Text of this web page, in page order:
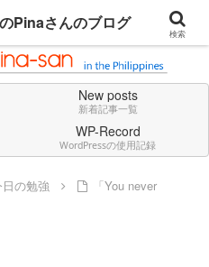
always in English.
New posts
新着記事一覧
WP-Record
WordPressの使用記録
の勉強
「You never
検索